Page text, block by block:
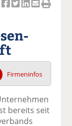
k
el
a
uf
F
ac
e
b
o
k
t
wi
tt
er
n
k
uf
Li
n
k
e
di
er
E
m
ai
l
v
ck
e
n
Firmeninfos
bereits seit